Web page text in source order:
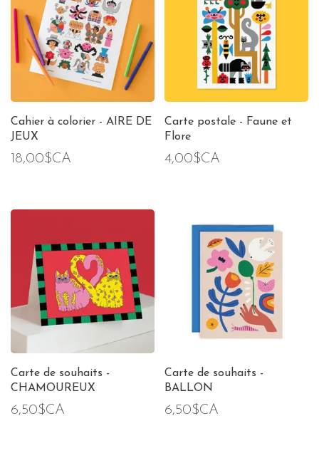
Cahier à colorier - AIRE DE
JEUX
18,00$CA
Carte postale - Faune et
Flore
4,00$CA
Carte de souhaits -
CHAMOUREUX
6,50$CA
Carte de souhaits -
BALLON
6,50$CA